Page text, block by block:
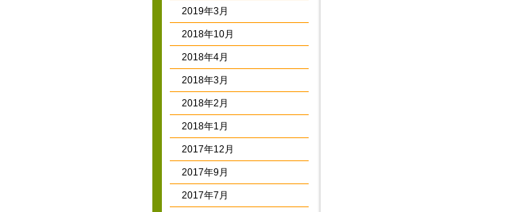
2019年3月
2018年10月
2018年4月
2018年3月
2018年2月
2018年1月
2017年12月
2017年9月
2017年7月